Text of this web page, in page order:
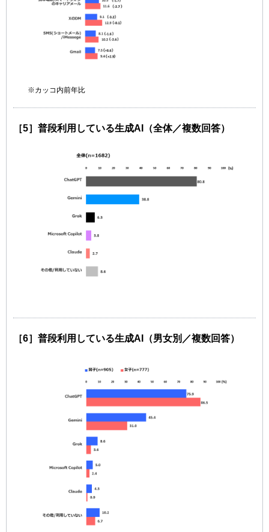
※カッコ内前年比
［5］普段利用している生成AI（全体／複数回答）
［6］普段利用している生成AI（男女別／複数回答）